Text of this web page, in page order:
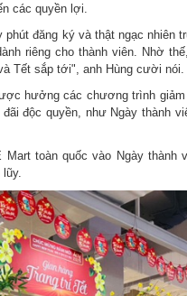
các quyền lợi.
phút đăng ký và thật ngạc
riêng cho thành viên. Nhờ
Tết sắp tới", anh Hùng cười nói.
hưởng các chương trình
độc quyền, như Ngày thành
toàn quốc vào Ngày thành